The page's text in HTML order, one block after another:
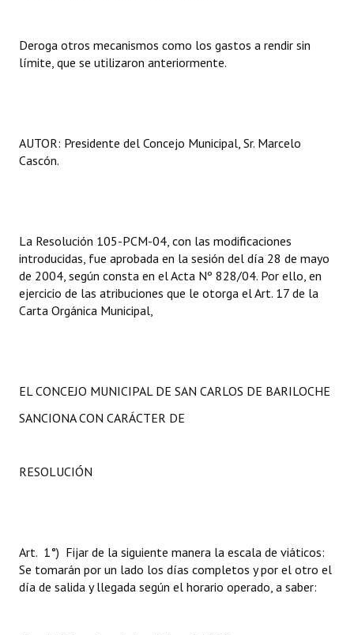
Actas de Audiencias Públicas
Declaraciones
INSTITUCIONAL
Antiguos Pobladores
Noticias Destacadas
Datos Históricos
Premio al Mérito - Registro
Mujeres que Dejaron Huellas - Registro
Ciudadano Ilustre - Registro
Banca del Vecino - Registro
Deroga otros mecanismos como los gastos a rendir sin
límite, que se utilizaron anteriormente.
AUTOR: Presidente del Concejo Municipal, Sr. Marcelo
Cascón.
La Resolución 105-PCM-04, con las modificaciones
introducidas, fue aprobada en la sesión del día 28 de mayo
de 2004, según consta en el Acta Nº 828/04. Por ello, en
ejercicio de las atribuciones que le otorga el Art. 17 de la
Carta Orgánica Municipal,
EL CONCEJO MUNICIPAL DE SAN CARLOS DE BARILOCHE
SANCIONA CON CARÁCTER DE
RESOLUCIÓN
Art. 1°) Fijar de la siguiente manera la escala de viáticos:
Se tomarán por un lado los días completos y por el otro el
día de salida y llegada según el horario operado, a saber: